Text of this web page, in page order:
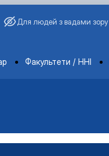
Для людей з вадами зору
Факультети / ННІ